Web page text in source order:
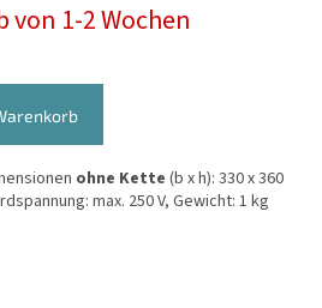
1-2 Wochen
ohne Kette (b x h): 330 x 360
max. 250 V, Gewicht: 1 kg